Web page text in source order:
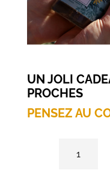
UN JOLI
PROCHES
PENSEZ AU